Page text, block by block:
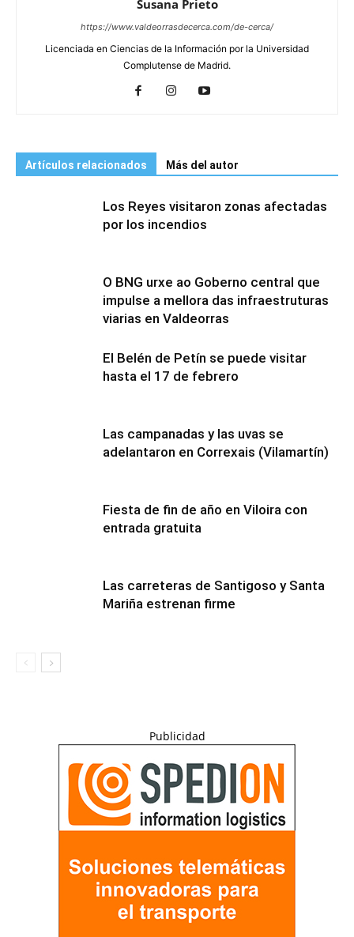
Susana Prieto
https://www.valdeorrasdecerca.com/de-cerca/
Licenciada en Ciencias de la Información por la Universidad
Complutense de Madrid.
Artículos relacionados Más del autor
Los Reyes visitaron zonas afectadas
por los incendios
O BNG urxe ao Goberno central que
impulse a mellora das infraestruturas
viarias en Valdeorras
El Belén de Petín se puede visitar
hasta el 17 de febrero
Las campanadas y las uvas se
adelantaron en Correxais (Vilamartín)
Fiesta de fin de año en Viloira con
entrada gratuita
Las carreteras de Santigoso y Santa
Mariña estrenan firme
Publicidad